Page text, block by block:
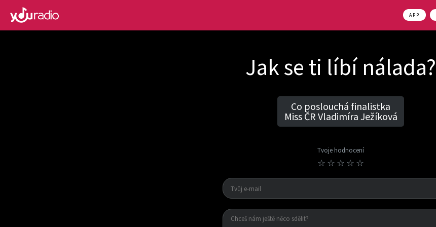
APP
Jak se ti líbí nálada?
Co poslouchá finalistka
Miss ČR Vladimíra Ježíková
Tvoje hodnocení
☆
☆
☆
☆
☆